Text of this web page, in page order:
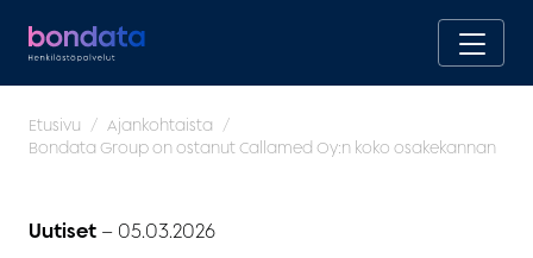
Etusivu
Ajankohtaista
Bondata Group on ostanut Callamed Oy:n koko osakekannan
Uutiset – 05.03.2026